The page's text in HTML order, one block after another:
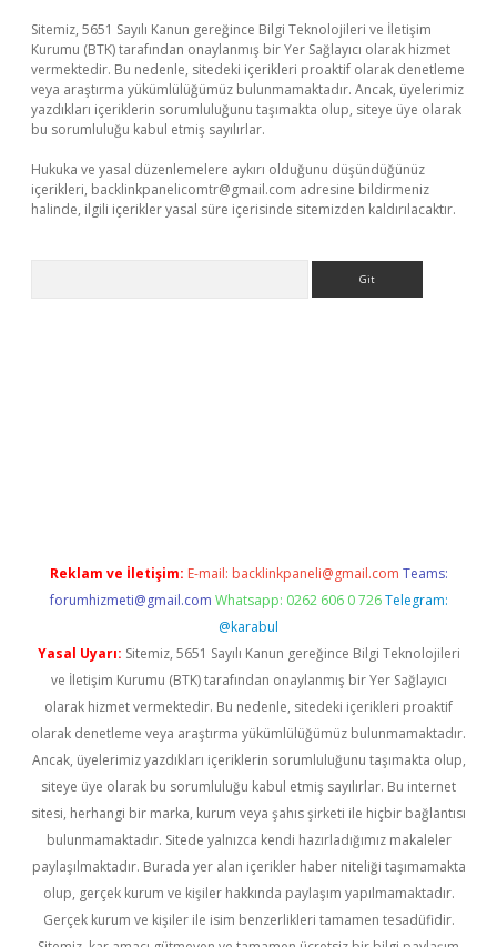
Sitemiz, 5651 Sayılı Kanun gereğince Bilgi Teknolojileri ve İletişim
Kurumu (BTK) tarafından onaylanmış bir Yer Sağlayıcı olarak hizmet
vermektedir. Bu nedenle, sitedeki içerikleri proaktif olarak denetleme
veya araştırma yükümlülüğümüz bulunmamaktadır. Ancak, üyelerimiz
yazdıkları içeriklerin sorumluluğunu taşımakta olup, siteye üye olarak
bu sorumluluğu kabul etmiş sayılırlar.
Hukuka ve yasal düzenlemelere aykırı olduğunu düşündüğünüz
içerikleri, backlinkpanelicomtr@gmail.com adresine bildirmeniz
halinde, ilgili içerikler yasal süre içerisinde sitemizden kaldırılacaktır.
Reklam ve İletişim: E-mail: backlinkpaneli@gmail.com Teams:
forumhizmeti@gmail.com Whatsapp: 0262 606 0 726 Telegram:
@karabul
Yasal Uyarı: Sitemiz, 5651 Sayılı Kanun gereğince Bilgi Teknolojileri
ve İletişim Kurumu (BTK) tarafından onaylanmış bir Yer Sağlayıcı
olarak hizmet vermektedir. Bu nedenle, sitedeki içerikleri proaktif
olarak denetleme veya araştırma yükümlülüğümüz bulunmamaktadır.
Ancak, üyelerimiz yazdıkları içeriklerin sorumluluğunu taşımakta olup,
siteye üye olarak bu sorumluluğu kabul etmiş sayılırlar. Bu internet
sitesi, herhangi bir marka, kurum veya şahıs şirketi ile hiçbir bağlantısı
bulunmamaktadır. Sitede yalnızca kendi hazırladığımız makaleler
paylaşılmaktadır. Burada yer alan içerikler haber niteliği taşımamakta
olup, gerçek kurum ve kişiler hakkında paylaşım yapılmamaktadır.
Gerçek kurum ve kişiler ile isim benzerlikleri tamamen tesadüfidir.